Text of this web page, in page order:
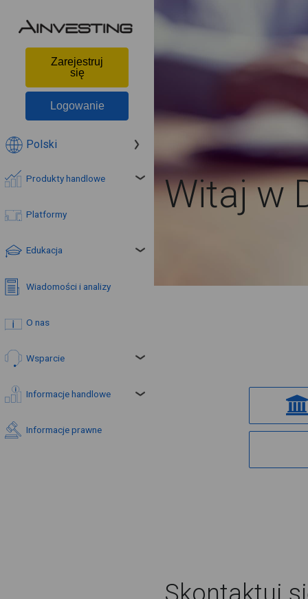
Zarejestruj
się
Logowanie
Polski
Produkty handlowe
Platformy
Edukacja
Wiadomości i analizy
O nas
Wsparcie
Informacje handlowe
Informacje prawne
Witaj w